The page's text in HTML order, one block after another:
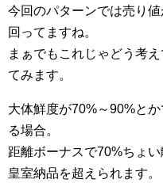
今回のパターンでは売り
回ってますね。
まぁでもこれじゃどう考
てみます。
大体鮮度が70%～90%と
る場合。
距離ボーナスで70%ちょ
皇室納品を超えられます。